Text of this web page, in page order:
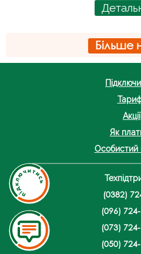
за 300грн та Х2400 за
оптоволокном у
припиняють свою дію.
Більше
Акції
Як
Особистий
(0382)
(096)
(073)
(050)